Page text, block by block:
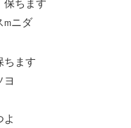
保ちます
mニダ
ちます
ヨ
よ